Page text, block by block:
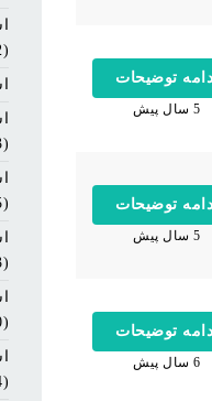
ادامه توضیحات
5 سال پیش
ادامه توضیحات
5 سال پیش
ادامه توضیحات
6 سال پیش
(9,512)
(6,353)
(10,535)
(5,703)
(13,210)
(344)